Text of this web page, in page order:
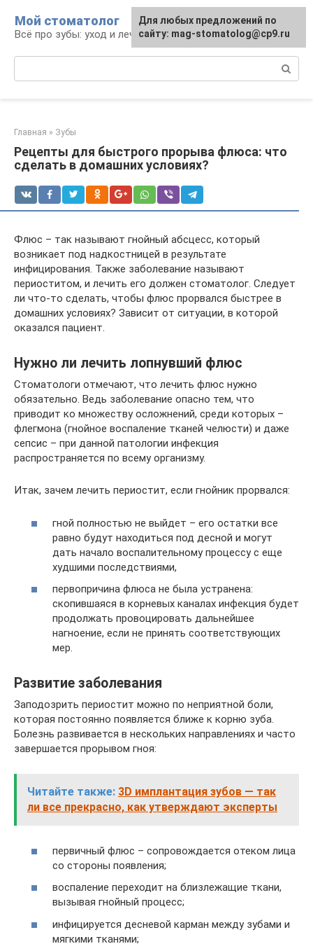
контенту
Мой стоматолог
Всё про зубы: уход и лечение
Главная » Зубы
Рецепты для быстрого прорыва флюса: что
сделать в домашних условиях?
Флюс – так называют гнойный абсцесс, который
возникает под надкостницей в результате
инфицирования. Также заболевание называют
периоститом, и лечить его должен стоматолог. Следует
ли что-то сделать, чтобы флюс прорвался быстрее в
домашних условиях? Зависит от ситуации, в которой
оказался пациент.
Нужно ли лечить лопнувший флюс
Стоматологи отмечают, что лечить флюс нужно
обязательно. Ведь заболевание опасно тем, что
приводит ко множеству осложнений, среди которых –
флегмона (гнойное воспаление тканей челюсти) и даже
сепсис – при данной патологии инфекция
распространяется по всему организму.
Итак, зачем лечить периостит, если гнойник прорвался:
гной полностью не выйдет – его остатки все
равно будут находиться под десной и могут
дать начало воспалительному процессу с еще
худшими последствиями,
первопричина флюса не была устранена:
скопившаяся в корневых каналах инфекция будет
продолжать провоцировать дальнейшее
нагноение, если не принять соответствующих
мер.
Развитие заболевания
Заподозрить периостит можно по неприятной боли,
которая постоянно появляется ближе к корню зуба.
Болезнь развивается в нескольких направлениях и часто
завершается прорывом гноя:
Читайте также: 3D имплантация зубов ― так
ли все прекрасно, как утверждают эксперты
первичный флюс – сопровождается отеком лица
со стороны появления;
воспаление переходит на близлежащие ткани,
вызывая гнойный процесс;
инфицируется десневой карман между зубами и
мягкими тканями;
Для любых предложений по
сайту: mag-stomatolog@cp9.ru